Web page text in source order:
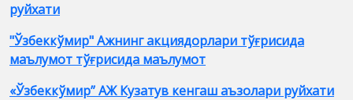
руйхати
"Ўзбеккўмир" Ажнинг акциядорлари тўғрисида
маълумот тўғрисида маълумот
«Ўзбеккўмир” АЖ Кузатув кенгаш аъзолари руйхати